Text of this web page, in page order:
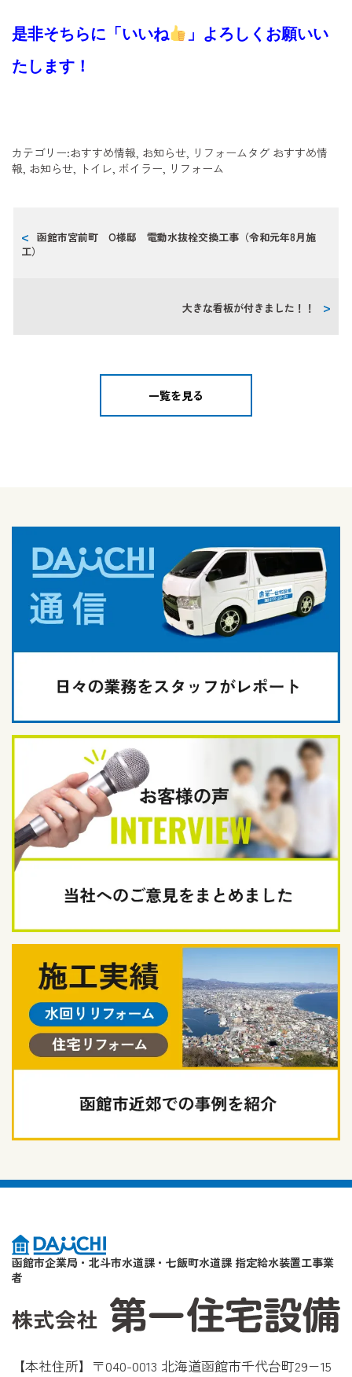
是非そちらに「いいね
」よろしくお願いい
たします！
カテゴリー:おすすめ情報 お知らせ リフォーム タグ おすすめ情
報 お知らせ トイレ ボイラー リフォーム
函館市宮前町 O様邸 電動水抜栓交換工事（令和元年8月施
工）
大きな看板が付きました！！
一覧を見る
函館市企業局・北斗市水道課・七飯町水道課 指定給水装置工事業
者
【本社住所】〒040-0013 北海道函館市千代台町29−15